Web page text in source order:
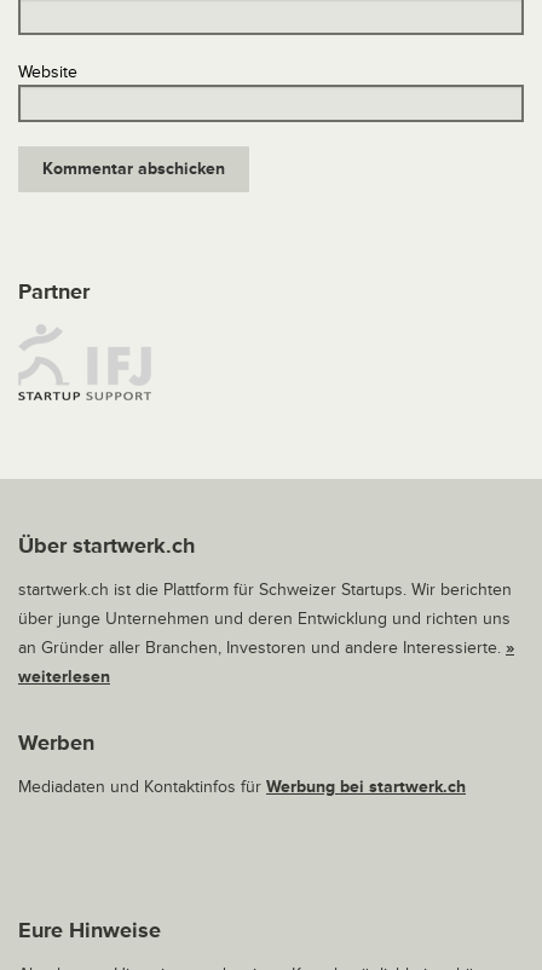
Website
Partner
Über startwerk.ch
startwerk.ch ist die Plattform für Schweizer Startups. Wir berichten
über junge Unternehmen und deren Entwicklung und richten uns
an Gründer aller Branchen, Investoren und andere Interessierte. »
weiterlesen
Werben
Mediadaten und Kontaktinfos für Werbung bei startwerk.ch
Eure Hinweise